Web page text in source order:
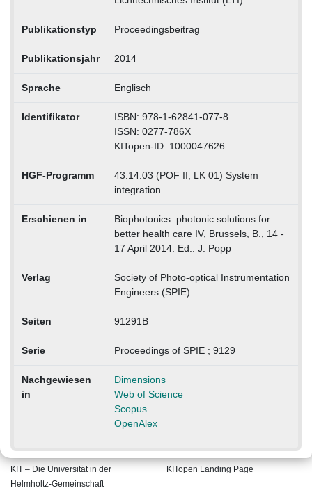
Publikationstyp Proceedingsbeitrag
Publikationsjahr 2014
Sprache Englisch
Identifikator
ISBN: 978-1-62841-077-8
ISSN: 0277-786X
KITopen-ID: 1000047626
HGF-Programm
43.14.03 (POF II, LK 01) System
integration
Erschienen in
Biophotonics: photonic solutions for
better health care IV, Brussels, B., 14 -
17 April 2014. Ed.: J. Popp
Verlag
Society of Photo-optical Instrumentation
Engineers (SPIE)
Seiten 91291B
Serie Proceedings of SPIE ; 9129
Nachgewiesen
in
Dimensions
Web of Science
Scopus
OpenAlex
KIT – Die Universität in der
Helmholtz-Gemeinschaft
KITopen Landing Page